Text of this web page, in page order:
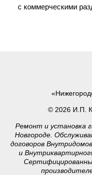
с коммерческими
© 2026 И.П.
Ремонт и установка
Новгороде.
договоров
и